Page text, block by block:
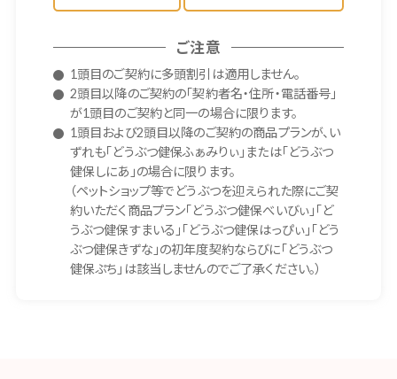
ご注意
1頭目のご契約に多頭割引は適用しません。
2頭目以降のご契約の「契約者名・住所・電話番号」
が1頭目のご契約と同一の場合に限ります。
1頭目および2頭目以降のご契約の商品プランが、い
ずれも「どうぶつ健保ふぁみりぃ」または「どうぶつ
健保しにあ」の場合に限ります。
（ペットショップ等でどうぶつを迎えられた際にご契
約いただく商品プラン「どうぶつ健保べいびぃ」「ど
うぶつ健保すまいる」「どうぶつ健保はっぴぃ」「どう
ぶつ健保きずな」の初年度契約ならびに「どうぶつ
健保ぷち」は該当しませんのでご了承ください。）